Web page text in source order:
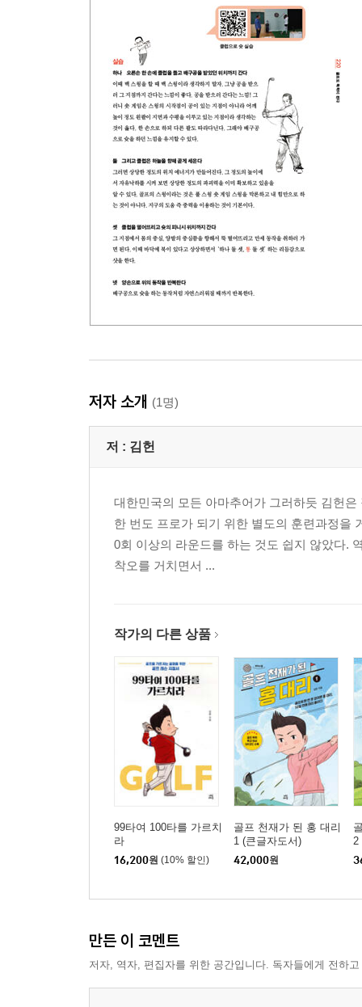
부록｜한눈에 보는 골프 용어
저자 소개 (1명)
저 : 김헌
대한민국의 모든 아마추어가 그러하듯 김헌
한 번도 프로가 되기 위한 별도의 훈련과정을
0회 이상의 라운드를 하는 것도 쉽지 않았다.
착오를 거치면서 ...
작가의 다른 상품
99타여 100타를 가르치
라
16,200원 (10% 할인)
골프 천재가 된 홍 대리
1 (큰글자도서)
42,000원
2
만든 이 코멘트
저자, 역자, 편집자를 위한 공간입니다. 독자들에게 전하